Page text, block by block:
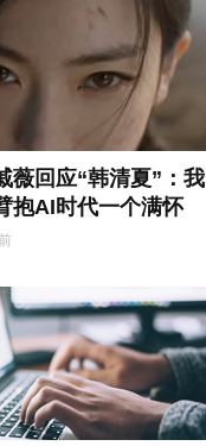
薇回应“韩清夏”：我
抱AI时代一个满怀